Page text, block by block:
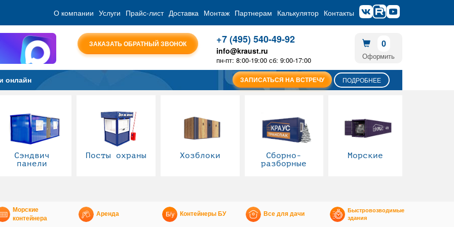
О компании Услуги Прайс-лист Доставка Монтаж Партнерам Калькулятор Контакты
ЗАКАЗАТЬ ОБРАТНЫЙ ЗВОНОК +7 (495) 540-49-92
info@kraust.ru
пн-пт: 8:00-19:00 сб: 9:00-17:00
0
Оформить
онлайн ЗАПИСАТЬСЯ НА ВСТРЕЧУ ПОДРОБНЕЕ
Сэндвич
панели
Посты охраны Хозблоки
Сборно-
разборные
Морские
Морские
контейнера
Аренда Контейнеры БУ Все для дачи
Быстровозводимые
здания